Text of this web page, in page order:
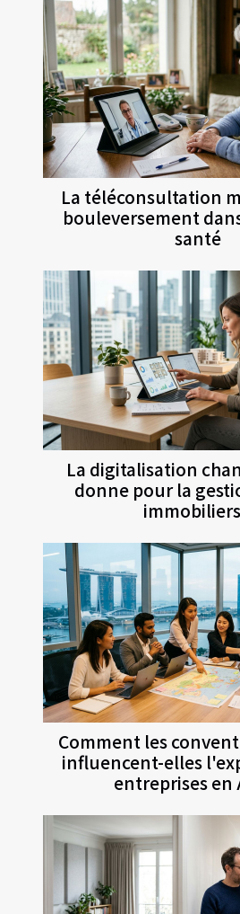
La téléconsultation
bouleversement
santé
La digitalisation
donne pour la
Comment les
influencent-elles
entreprises en